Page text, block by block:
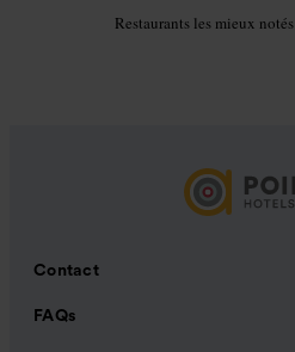
Restaurants les mieux notés
Contact
FAQs